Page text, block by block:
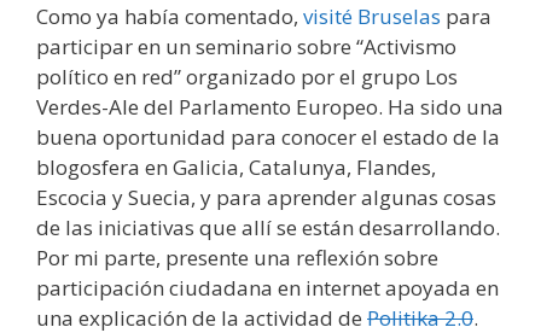
Como ya había comentado, visité Bruselas para
participar en un seminario sobre “Activismo
político en red” organizado por el grupo Los
Verdes-Ale del Parlamento Europeo. Ha sido una
buena oportunidad para conocer el estado de la
blogosfera en Galicia, Catalunya, Flandes,
Escocia y Suecia, y para aprender algunas cosas
de las iniciativas que allí se están desarrollando.
Por mi parte, presente una reflexión sobre
participación ciudadana en internet apoyada en
una explicación de la actividad de Politika 2.0.